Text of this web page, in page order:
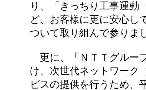
り、「きっちり工事運動
ど、お客様に更に安心し
ついて取り組んで参りま
更に、「ＮＴＴグルー
け、次世代ネットワーク
ビスの提供を行うため、